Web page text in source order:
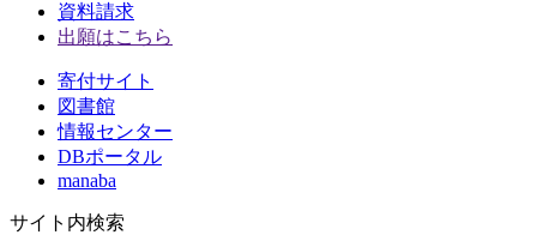
資料請求
出願はこちら
寄付サイト
図書館
情報センター
DBポータル
manaba
サイト内検索